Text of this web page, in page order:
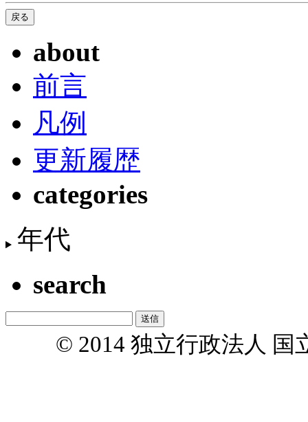
about
前言
凡例
更新履歴
categories
年代
search
© 2014 独立行政法人 国